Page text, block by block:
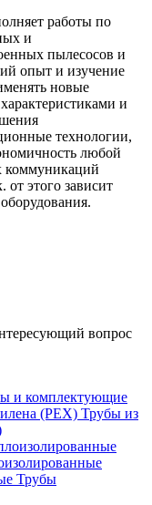
работы по
и
пылесосов и
опыт и изучение
новые
и
технологии,
любой
коммуникаций
от этого зависит
вопрос
и комплектующие
Трубы из
Трубы